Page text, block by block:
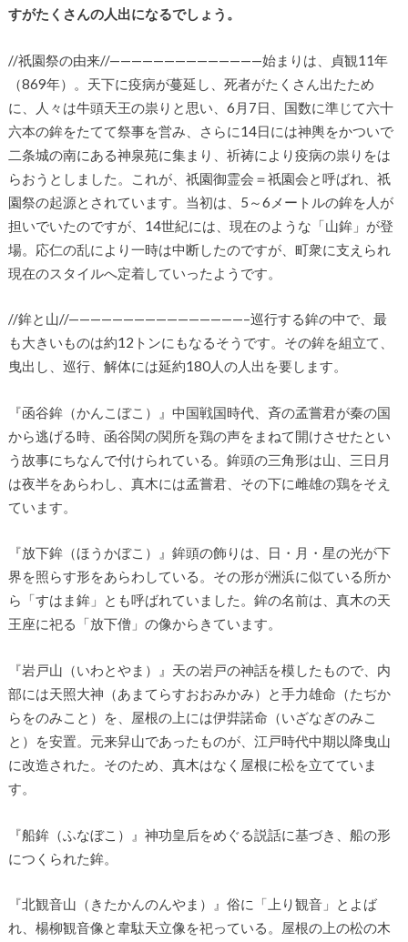
すがたくさんの人出になるでしょう。
//祇園祭の由来//——————————————始まりは、貞観11年
（869年）。天下に疫病が蔓延し、死者がたくさん出たため
に、人々は牛頭天王の祟りと思い、6月7日、国数に準じて六十
六本の鉾をたてて祭事を営み、さらに14日には神輿をかついで
二条城の南にある神泉苑に集まり、祈祷により疫病の祟りをは
らおうとしました。これが、祇園御霊会＝祇園会と呼ばれ、祇
園祭の起源とされています。当初は、5～6メートルの鉾を人が
担いでいたのですが、14世紀には、現在のような「山鉾」が登
場。応仁の乱により一時は中断したのですが、町衆に支えられ
現在のスタイルへ定着していったようです。
//鉾と山//————————————————–巡行する鉾の中で、最
も大きいものは約12トンにもなるそうです。その鉾を組立て、
曳出し、巡行、解体には延約180人の人出を要します。
『函谷鉾（かんこぼこ）』中国戦国時代、斉の孟嘗君が秦の国
から逃げる時、函谷関の関所を鶏の声をまねて開けさせたとい
う故事にちなんで付けられている。鉾頭の三角形は山、三日月
は夜半をあらわし、真木には孟嘗君、その下に雌雄の鶏をそえ
ています。
『放下鉾（ほうかぼこ）』鉾頭の飾りは、日・月・星の光が下
界を照らす形をあらわしている。その形が洲浜に似ている所か
ら「すはま鉾」とも呼ばれていました。鉾の名前は、真木の天
王座に祀る「放下僧」の像からきています。
『岩戸山（いわとやま）』天の岩戸の神話を模したもので、内
部には天照大神（あまてらすおおみかみ）と手力雄命（たぢか
らをのみこと）を、屋根の上には伊弉諾命（いざなぎのみこ
と）を安置。元来舁山であったものが、江戸時代中期以降曳山
に改造された。そのため、真木はなく屋根に松を立てていま
す。
『船鉾（ふなぼこ）』神功皇后をめぐる説話に基づき、船の形
につくられた鉾。
『北観音山（きたかんのんやま）』俗に「上り観音」とよば
れ、楊柳観音像と韋駄天立像を祀っている。屋根の上の松の木